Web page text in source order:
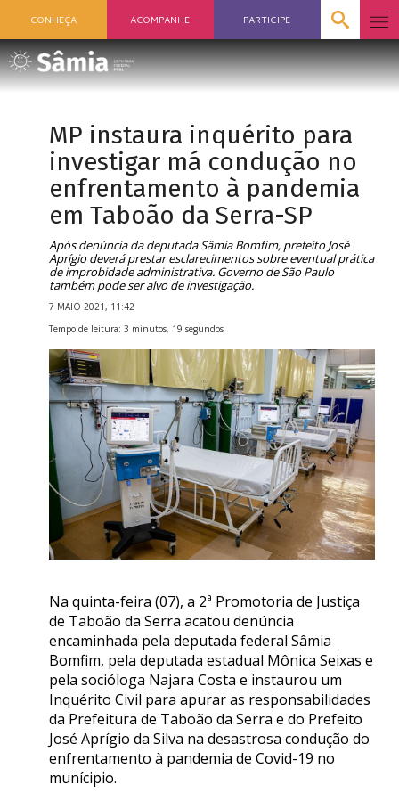
CONHEÇA ACOMPANHE PARTICIPE
MP instaura inquérito para
investigar má condução no
enfrentamento à pandemia
em Taboão da Serra-SP
Após denúncia da deputada Sâmia Bomfim, prefeito José
Aprígio deverá prestar esclarecimentos sobre eventual prática
de improbidade administrativa. Governo de São Paulo
também pode ser alvo de investigação.
7 MAIO 2021, 11:42
Tempo de leitura: 3 minutos, 19 segundos
Na quinta-feira (07), a 2ª Promotoria de Justiça
de Taboão da Serra acatou denúncia
encaminhada pela deputada federal Sâmia
Bomfim, pela deputada estadual Mônica Seixas e
pela socióloga Najara Costa e instaurou um
Inquérito Civil para apurar as responsabilidades
da Prefeitura de Taboão da Serra e do Prefeito
José Aprígio da Silva na desastrosa condução do
enfrentamento à pandemia de Covid-19 no
munícipio.